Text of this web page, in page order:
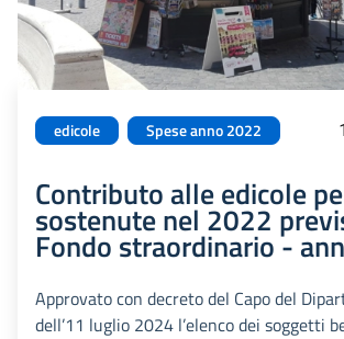
edicole Spese anno 2022
Contributo alle edicole
sostenute nel 2022
Fondo straordinario -
Approvato con decreto del Capo del
dell’11 luglio 2024 l’elenco dei soggetti